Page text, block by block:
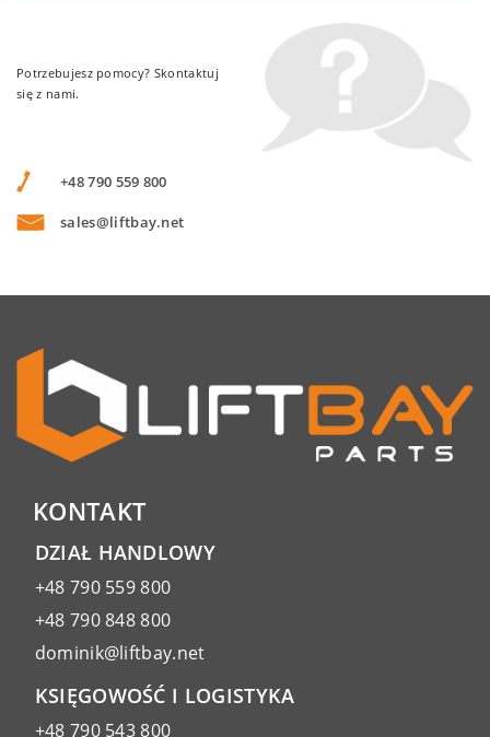
Potrzebujesz pomocy? Skontaktuj
się z nami.
+48 790 559 800
sales@liftbay.net
KONTAKT
DZIAŁ HANDLOWY
+48 790 559 800
+48 790 848 800
dominik@liftbay.net
KSIĘGOWOŚĆ I LOGISTYKA
+48 790 543 800